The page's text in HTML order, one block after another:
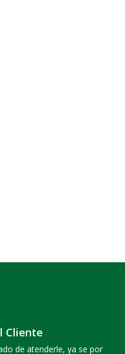
Cliente
de atenderle, ya se por